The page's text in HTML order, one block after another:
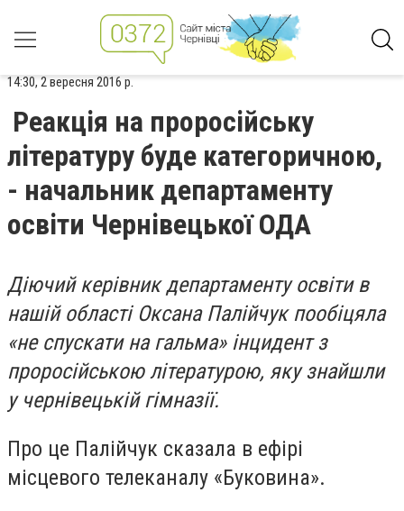
14:30, 2 вересня 2016 р.
Реакція на проросійську
літературу буде категоричною,
- начальник департаменту
освіти Чернівецької ОДА
Діючий керівник департаменту освіти в
нашій області Оксана Палійчук пообіцяла
«не спускати на гальма» інцидент з
проросійською літературою, яку знайшли
у чернівецькій гімназії.
Про це Палійчук сказала в ефірі
місцевого телеканалу «Буковина».